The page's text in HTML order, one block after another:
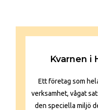
Kvarnen i
Ett företag som
verksamhet, vågat
den speciella miljö